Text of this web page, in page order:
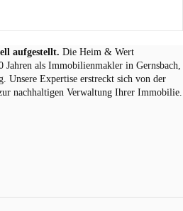
aufgestellt. Die Heim & Wert
Jahren als Immobilienmakler in Gernsbach,
Unsere Expertise erstreckt sich von der
nachhaltigen Verwaltung Ihrer Immobilie.